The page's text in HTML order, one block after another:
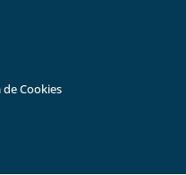
de Cookies